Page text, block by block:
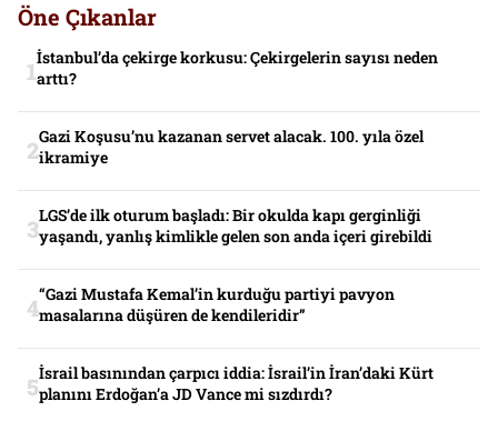
Öne Çıkanlar
İstanbul’da çekirge korkusu: Çekirgelerin sayısı neden
arttı?
Gazi Koşusu’nu kazanan servet alacak. 100. yıla özel
ikramiye
LGS’de ilk oturum başladı: Bir okulda kapı gerginliği
yaşandı, yanlış kimlikle gelen son anda içeri girebildi
“Gazi Mustafa Kemal’in kurduğu partiyi pavyon
masalarına düşüren de kendileridir”
İsrail basınından çarpıcı iddia: İsrail’in İran’daki Kürt
planını Erdoğan’a JD Vance mi sızdırdı?